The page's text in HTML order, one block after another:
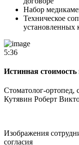
Набор
Техническое
установленных
5:36
Истинная
Стоматолог-ортопед,
Кутявин Роберт
Изображения
согласия